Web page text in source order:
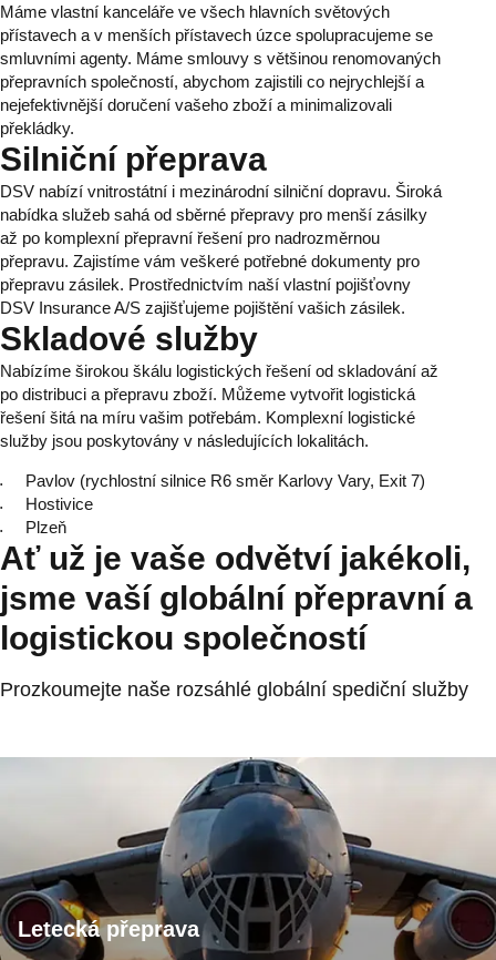
Máme vlastní kanceláře ve všech hlavních světových
přístavech a v menších přístavech úzce spolupracujeme se
smluvními agenty. Máme smlouvy s většinou renomovaných
přepravních společností, abychom zajistili co nejrychlejší a
nejefektivnější doručení vašeho zboží a minimalizovali
překládky.
Silniční přeprava
DSV nabízí vnitrostátní i mezinárodní silniční dopravu. Široká
nabídka služeb sahá od sběrné přepravy pro menší zásilky
až po komplexní přepravní řešení pro nadrozměrnou
přepravu. Zajistíme vám veškeré potřebné dokumenty pro
přepravu zásilek. Prostřednictvím naší vlastní pojišťovny
DSV Insurance A/S zajišťujeme pojištění vašich zásilek.
Skladové služby
Nabízíme širokou škálu logistických řešení od skladování až
po distribuci a přepravu zboží. Můžeme vytvořit logistická
řešení šitá na míru vašim potřebám. Komplexní logistické
služby jsou poskytovány v následujících lokalitách.
Pavlov (rychlostní silnice R6 směr Karlovy Vary, Exit 7)
Hostivice
Plzeň
Ať už je vaše odvětví jakékoli,
jsme vaší globální přepravní a
logistickou společností
Prozkoumejte naše rozsáhlé globální spediční služby
Letecká přeprava